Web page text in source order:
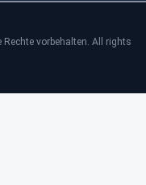
vorbehalten. All rights